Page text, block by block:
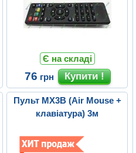
Є на складі
76 грн
Пульт MX3B (Air Mouse +
клавіатура) 3м